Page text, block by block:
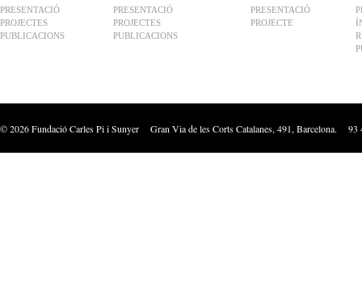
PRESENTACIÓ
PROJECTE
PRESENTACIÓ
PROJECTES
PUBLICACIONS
PRESENTACIÓ
PROJECTES
PUBLICACIONS
©2026Fundació Carles Pi i Sunyer Gran Via de les Corts Catalanes, 491, Barcelona.